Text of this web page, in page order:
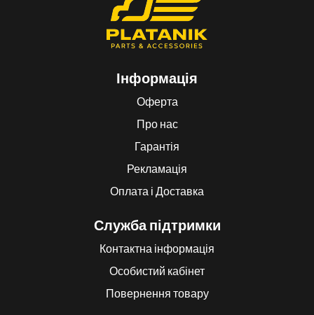
Інформація
Оферта
Про нас
Гарантія
Рекламація
Оплата і Доставка
Служба підтримки
Контактна інформація
Особистий кабінет
Повернення товару